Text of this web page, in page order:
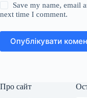
Save my name, email
next time I comment.
Опублікувати
Про сайт